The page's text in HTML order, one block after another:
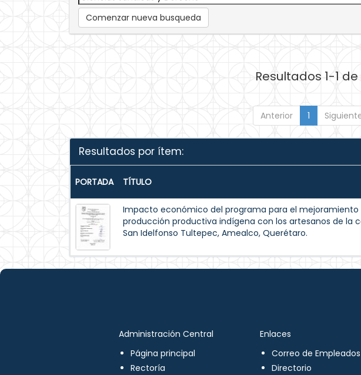
Comenzar nueva busqueda
Resultados 1-1 de
Anterior 1
Resultados por ítem:
PORTADA TÍTULO
Impacto económico del programa para el mejoramiento
producción productiva indígena con los artesanos de la
San Idelfonso Tultepec, Amealco, Querétaro.
Administración Central
Página principal
Rectoría
Enlaces
Correo de Empleados
Directorio